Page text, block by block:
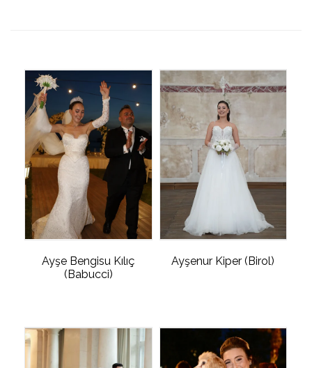
Ayşe Bengisu Kılıç
(Babucci)
Ayşenur Kiper (Birol)